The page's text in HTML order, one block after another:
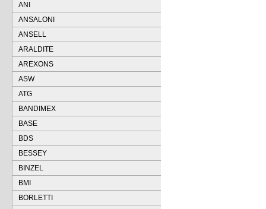
ANI
ANSALONI
ANSELL
ARALDITE
AREXONS
ASW
ATG
BANDIMEX
BASE
BDS
BESSEY
BINZEL
BMI
BORLETTI